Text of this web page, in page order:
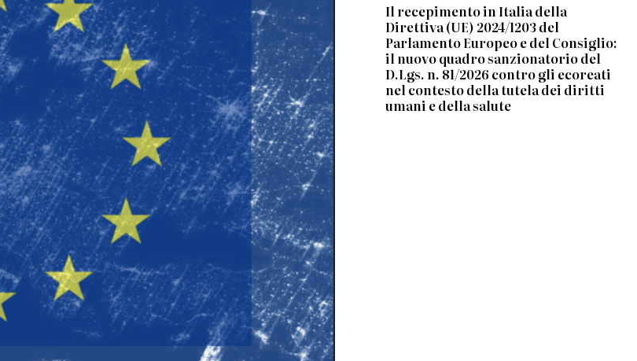
Il recepimento in Italia della
Direttiva (UE) 2024/1203 del
Parlamento Europeo e del Consiglio:
il nuovo quadro sanzionatorio del
D.Lgs. n. 81/2026 contro gli ecoreati
nel contesto della tutela dei diritti
umani e della salute